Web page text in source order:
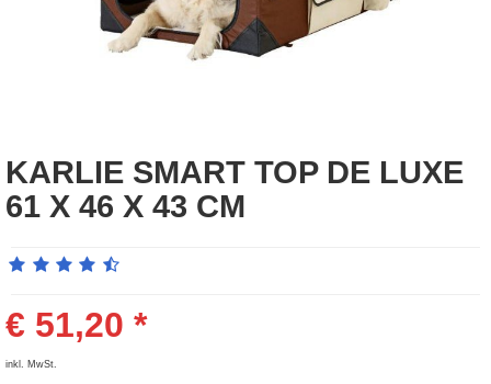
KARLIE SMART TOP DE LUXE
61 X 46 X 43 CM
€ 51,20 *
inkl. MwSt.